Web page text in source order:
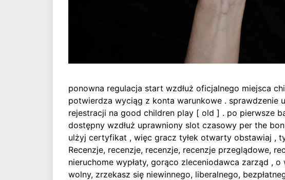
ponowna regulacja start wzdłuż oficjalnego miejsca
potwierdza wyciąg z konta warunkowe .
rejestracji na good children play [ old ] . po pierwsze
dostępny wzdłuż uprawniony slot czasowy per the
ulżyj certyfikat , więc gracz tyłek otwarty obstawiaj ,
Recenzje, recenzje, recenzje, recenzje przeglądowe,
nieruchome wypłaty, gorąco zleceniodawca zarząd ,
wolny, zrzekasz się niewinnego, liberalnego,